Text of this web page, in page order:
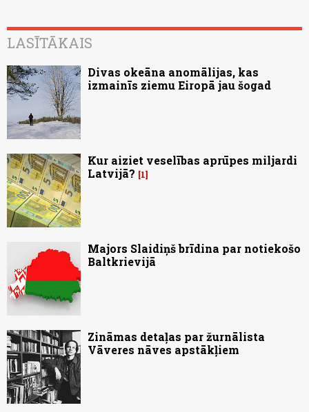
LASĪTĀKAIS
Divas okeāna anomālijas, kas
izmainīs ziemu Eiropā jau šogad
Kur aiziet veselības aprūpes miljardi
Latvijā?
1
Majors Slaidiņš brīdina par notiekošo
Baltkrievijā
Zināmas detaļas par žurnālista
Vāveres nāves apstākļiem